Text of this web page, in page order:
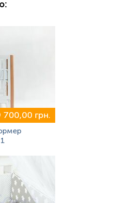
700,00 грн.